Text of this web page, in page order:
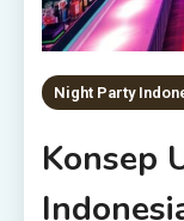
Night Party
Konsep